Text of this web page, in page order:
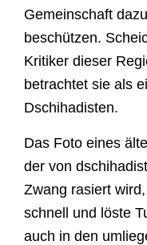
Gemeinschaft
beschützen.
Kritiker dieser
betrachtet sie als
Dschihadisten.
Das Foto eines
der von
Zwang rasiert
schnell und löste
auch in den